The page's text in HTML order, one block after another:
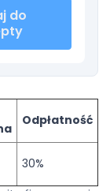
do
Odpłatność
30%